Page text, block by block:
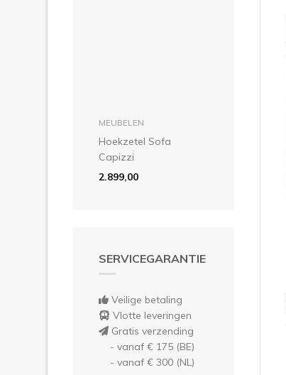
in winkelmandje
MEUBELEN
Hoekzetel Sofa
Capizzi
2.899,00
SERVICEGARANTIE
Veilige betaling
Vlotte leveringen
Gratis verzending
- vanaf € 175 (BE)
- vanaf € 300 (NL)